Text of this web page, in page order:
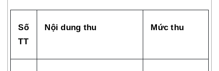
Số
TT
Nội dung thu Mức thu